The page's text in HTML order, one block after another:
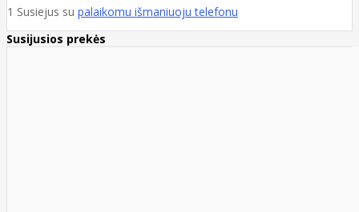
1 Susiejus su palaikomu išmaniuoju telefonu
Susijusios prekės